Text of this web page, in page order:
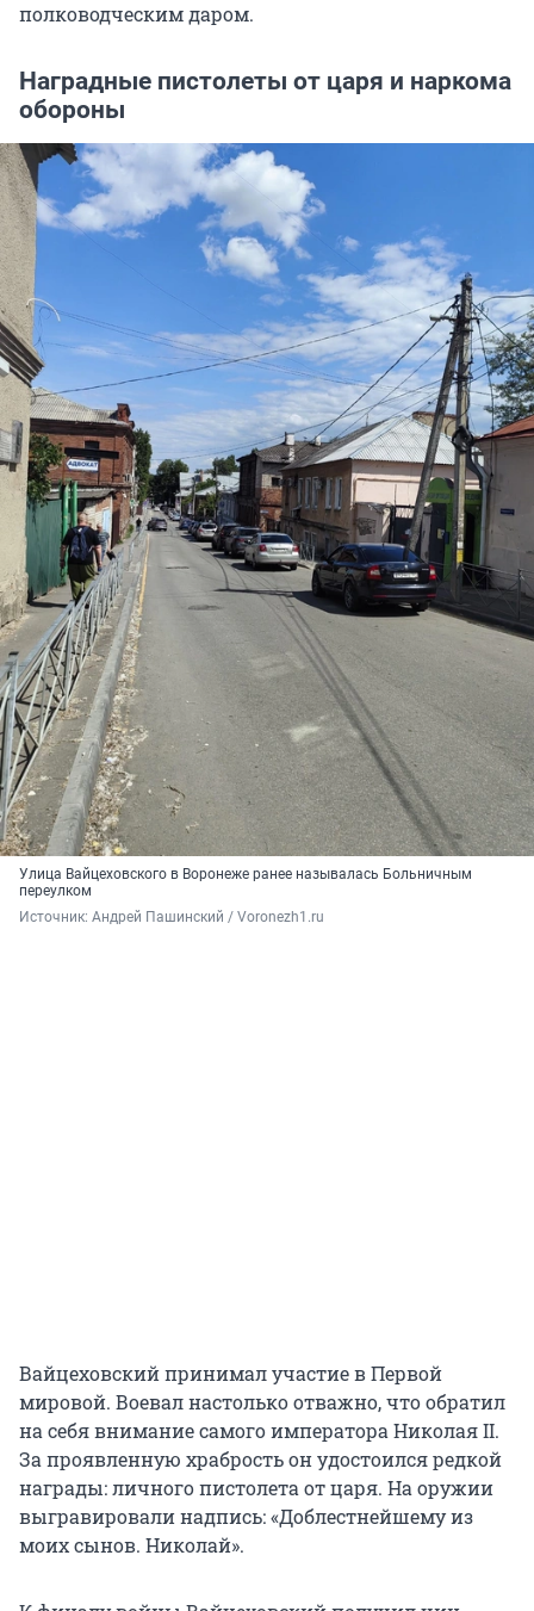
полководческим даром.
Наградные пистолеты от царя и наркома
обороны
Улица Вайцеховского в Воронеже ранее называлась Больничным
переулком
Источник: Андрей Пашинский / Voronezh1.ru
Вайцеховский принимал участие в Первой
мировой. Воевал настолько отважно, что обратил
на себя внимание самого императора Николая II.
За проявленную храбрость он удостоился редкой
награды: личного пистолета от царя. На оружии
выгравировали надпись: «Доблестнейшему из
моих сынов. Николай».